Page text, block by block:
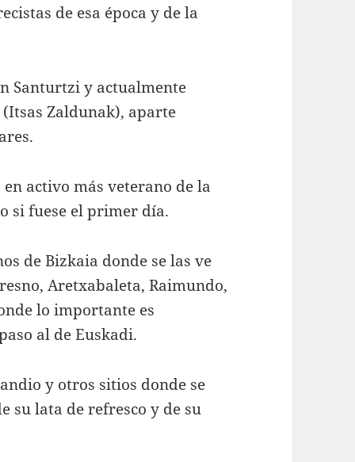
de esa época y de la
Santurtzi y actualmente
Zaldunak), aparte
activo más veterano de la
si fuese el primer día.
de Bizkaia donde se las ve
Aretxabaleta, Raimundo,
lo importante es
al de Euskadi.
y otros sitios donde se
su lata de refresco y de su